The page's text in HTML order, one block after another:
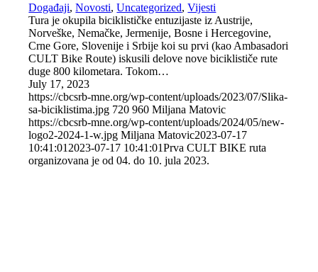
Događaji,Novosti,Uncategorized,Vijesti
Tura je okupila biciklističke entuzijaste iz Austrije,
Norveške, Nemačke, Jermenije, Bosne i Hercegovine,
Crne Gore, Slovenije i Srbije koi su prvi (kao Ambasadori
CULT Bike Route) iskusili delove nove biciklističe rute
duge 800 kilometara. Tokom…
July 17, 2023
https://cbcsrb-mne.org/wp-content/uploads/2023/07/Slika-
sa-biciklistima.jpg 720 960 Miljana Matovic
https://cbcsrb-mne.org/wp-content/uploads/2024/05/new-
logo2-2024-1-w.jpg Miljana Matovic2023-07-17
10:41:01 2023-07-17 10:41:01Prva CULT BIKE ruta
organizovana je od 04. do 10. jula 2023.